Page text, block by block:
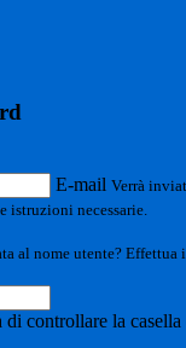
E-mail Verrà
istruzioni necessarie.
al nome utente? Effettua
controllare la